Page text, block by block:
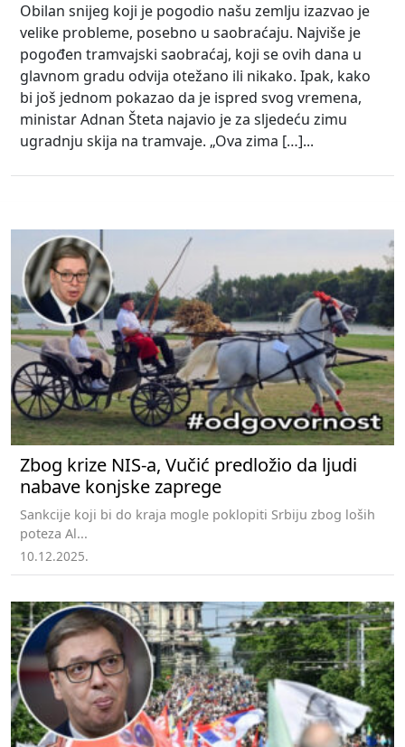
Obilan snijeg koji je pogodio našu zemlju izazvao je
velike probleme, posebno u saobraćaju. Najviše je
pogođen tramvajski saobraćaj, koji se ovih dana u
glavnom gradu odvija otežano ili nikako. Ipak, kako
bi još jednom pokazao da je ispred svog vremena,
ministar Adnan Šteta najavio je za sljedeću zimu
ugradnju skija na tramvaje. „Ova zima […]...
Zbog krize NIS-a, Vučić predložio da ljudi
nabave konjske zaprege
Sankcije koji bi do kraja mogle poklopiti Srbiju zbog loših
poteza Al...
10.12.2025.